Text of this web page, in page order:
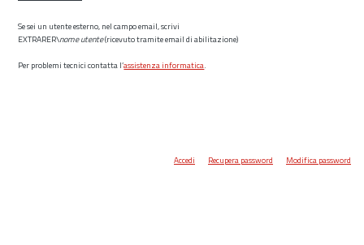
Se sei un utente esterno, nel campo email, scrivi
EXTRARER\nome utente(ricevuto tramite email di abilitazione)
Per problemi tecnici contatta l’assistenza informatica.
Accedi Recupera password Modifica password